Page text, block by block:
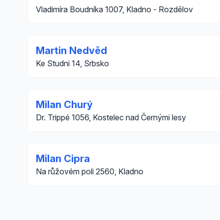
Vladimíra Boudníka 1007, Kladno - Rozdělov
Martin Nedvěd
Ke Studni 14, Srbsko
Milan Churý
Dr. Trippé 1056, Kostelec nad Černými lesy
Milan Cipra
Na růžovém poli 2560, Kladno